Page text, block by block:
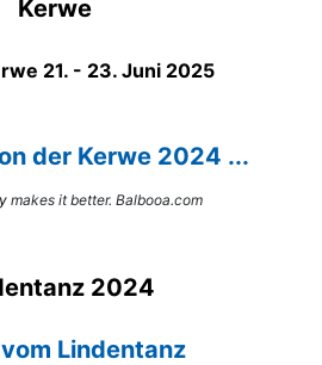
Kerwe
21. - 23. Juni 2025
der Kerwe 2024 ...
makes it better. Balbooa.com
2024
Lindentanz